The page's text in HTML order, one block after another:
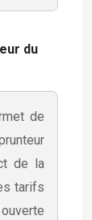
du
de
de la
tarifs